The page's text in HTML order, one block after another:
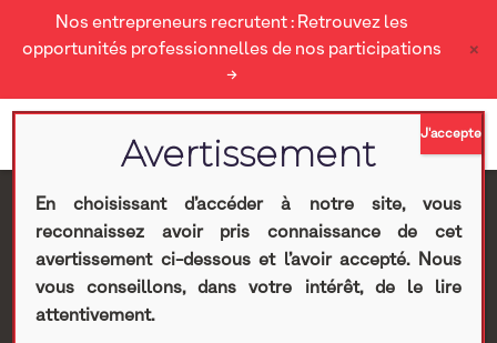
Nos entrepreneurs recrutent : Retrouvez les
opportunités professionnelles de nos participations
→
×
[CESSION] NextStage
AM cède sa
En choisissant d’accéder à notre site, vous
reconnaissez avoir pris connaissance de cet
avertissement ci-dessous et l’avoir accepté. Nous
vous conseillons, dans votre intérêt, de le lire
attentivement.